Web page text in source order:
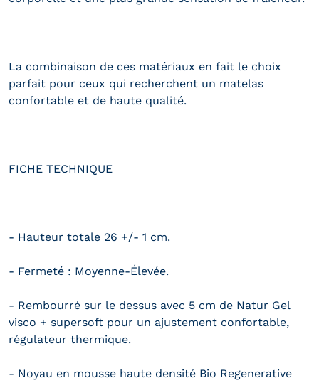
La combinaison de ces matériaux en fait le choix
parfait pour ceux qui recherchent un matelas
confortable et de haute qualité.
FICHE TECHNIQUE
- Hauteur totale 26 +/- 1 cm.
- Fermeté : Moyenne-Élevée.
- Rembourré sur le dessus avec 5 cm de Natur Gel
visco + supersoft pour un ajustement confortable,
régulateur thermique.
- Noyau en mousse haute densité Bio Regenerative